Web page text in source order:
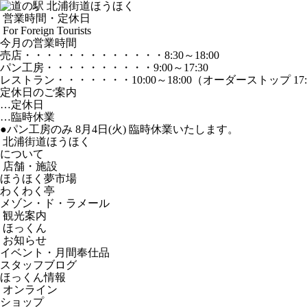
営業時間・定休日
For Foreign Tourists
今月の営業時間
売店 ・・・・・・・・・・・・・ 8:30～18:00
パン工房 ・・・・・・・・・・ 9:00～17:30
レストラン ・・・・・・・ 10:00～18:00 （オーダーストップ
定休日のご案内
…定休日
…臨時休業
●パン工房のみ 8月4日(火) 臨時休業いたします。
北浦街道ほうほく
について
店舗・施設
ほうほく夢市場
わくわく亭
メゾン・ド・ラメール
観光案内
ほっくん
お知らせ
イベント・月間奉仕品
スタッフブログ
ほっくん情報
オンライン
ショップ